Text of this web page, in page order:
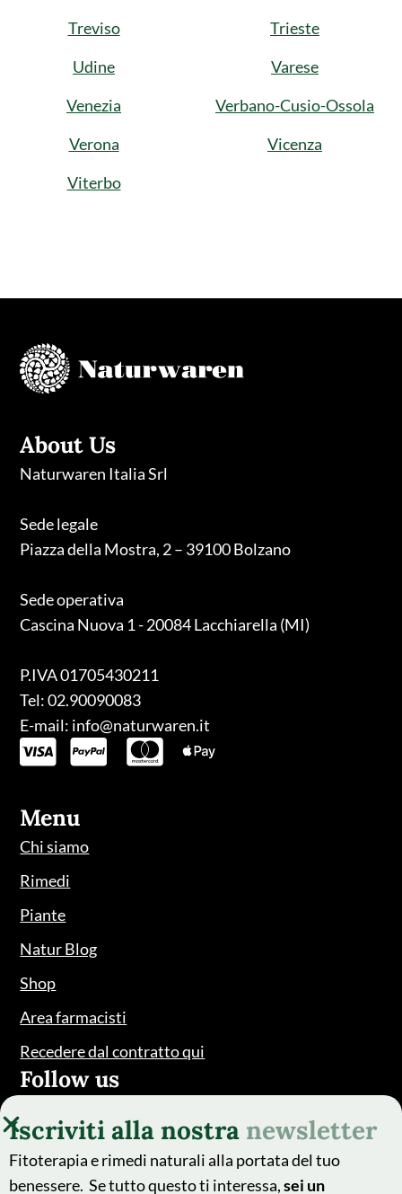
Treviso
Trieste
Udine
Varese
Venezia
Verbano-Cusio-Ossola
Verona
Vicenza
Viterbo
About Us
Naturwaren Italia Srl
Sede legale
Piazza della Mostra, 2 – 39100 Bolzano
Sede operativa
Cascina Nuova 1 - 20084 Lacchiarella (MI)
P.IVA 01705430211
Tel: 02.90090083
E-mail: info@naturwaren.it
Menu
Chi siamo
Rimedi
Piante
Natur Blog
Shop
Area farmacisti
Recedere dal contratto qui
Follow us
Iscriviti alla nostra newsletter
Fitoterapia e rimedi naturali alla portata del tuo
benessere. Se tutto questo ti interessa,sei un